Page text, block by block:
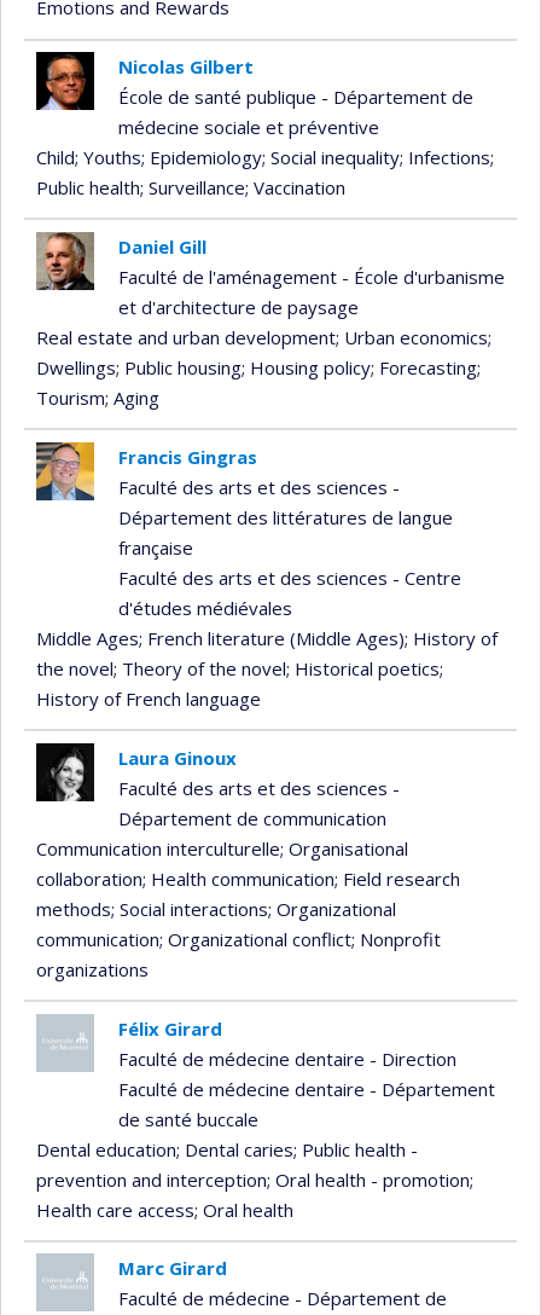
Emotions and Rewards
Nicolas Gilbert
École de santé publique - Département de
médecine sociale et préventive
Child; Youths; Epidemiology; Social inequality; Infections;
Public health; Surveillance; Vaccination
Daniel Gill
Faculté de l'aménagement - École d'urbanisme
et d'architecture de paysage
Real estate and urban development; Urban economics;
Dwellings; Public housing; Housing policy; Forecasting;
Tourism; Aging
Francis Gingras
Faculté des arts et des sciences -
Département des littératures de langue
française
Faculté des arts et des sciences - Centre
d'études médiévales
Middle Ages; French literature (Middle Ages); History of
the novel; Theory of the novel; Historical poetics;
History of French language
Laura Ginoux
Faculté des arts et des sciences -
Département de communication
Communication interculturelle; Organisational
collaboration; Health communication; Field research
methods; Social interactions; Organizational
communication; Organizational conflict; Nonprofit
organizations
Félix Girard
Faculté de médecine dentaire - Direction
Faculté de médecine dentaire - Département
de santé buccale
Dental education; Dental caries; Public health -
prevention and interception; Oral health - promotion;
Health care access; Oral health
Marc Girard
Faculté de médecine - Département de